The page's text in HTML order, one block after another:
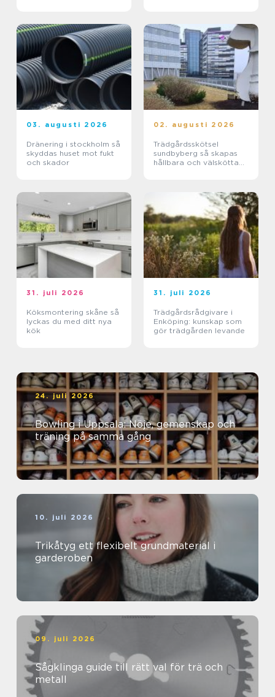
03. augusti 2026
Dränering i stockholm så
skyddas huset mot fukt
och skador
02. augusti 2026
Trädgårdsskötsel
sundbyberg så skapas
hållbara och välskötta
31. juli 2026
Köksmontering skåne så
lyckas du med ditt nya
kök
31. juli 2026
Trädgårdsrådgivare i
Enköping: kunskap som
gör trädgården levande
24. juli 2026
Bowling i Uppsala: Nöje, gemenskap och
träning på samma gång
10. juli 2026
Trikåtyg ett flexibelt grundmaterial i
garderoben
09. juli 2026
Sågklinga guide till rätt val för trä och
metall